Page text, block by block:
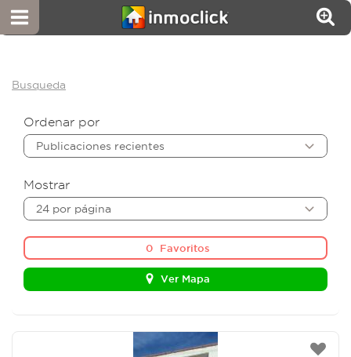
Busqueda
Ordenar por
Publicaciones recientes
Mostrar
24 por página
0 Favoritos
Ver Mapa